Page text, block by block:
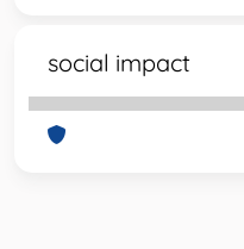
social impact